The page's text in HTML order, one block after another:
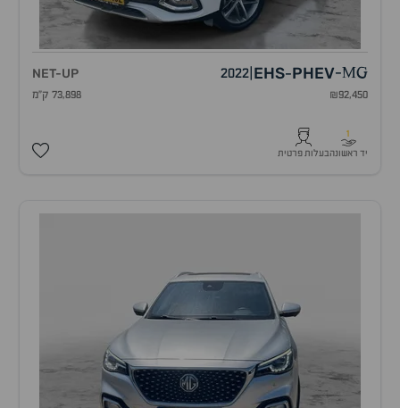
MG
-
EHS-PHEV
2022
NET-UP
₪92,450 73,898 ק"מ
1
יד ראשונהבעלות פרטית